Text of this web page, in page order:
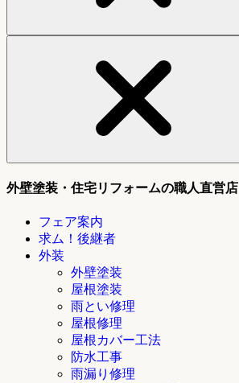
外壁塗装・住宅リフォームの職人直営
フェア案内
求ム！後継者
外装
外壁塗装
屋根塗装
雨とい修理
屋根修理
屋根カバー工法
防水工事
雨漏り修理